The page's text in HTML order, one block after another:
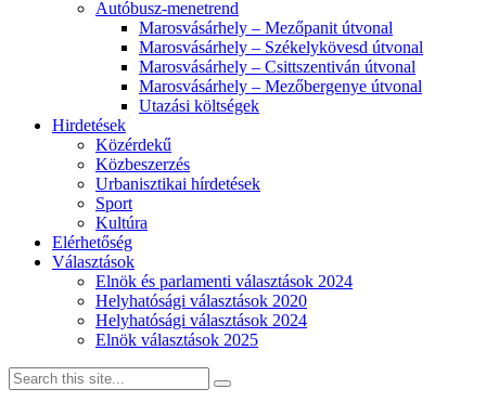
Autóbusz-menetrend
Marosvásárhely – Mezőpanit útvonal
Marosvásárhely – Székelykövesd útvonal
Marosvásárhely – Csittszentiván útvonal
Marosvásárhely – Mezőbergenye útvonal
Utazási költségek
Hirdetések
Közérdekű
Közbeszerzés
Urbanisztikai hírdetések
Sport
Kultúra
Elérhetőség
Választások
Elnök és parlamenti választások 2024
Helyhatósági választások 2020
Helyhatósági választások 2024
Elnök választások 2025